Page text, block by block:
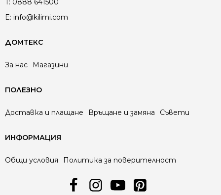
T: 0888 641500
E: info@kilimi.com
ДОМТЕКС
За нас Магазини
ПОЛЕЗНО
Доставка и плащане Връщане и замяна Съвети
ИНФОРМАЦИЯ
Общи условия Политика за поверителност